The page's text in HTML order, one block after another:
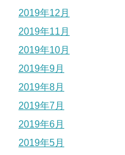
2019年12月
2019年11月
2019年10月
2019年9月
2019年8月
2019年7月
2019年6月
2019年5月